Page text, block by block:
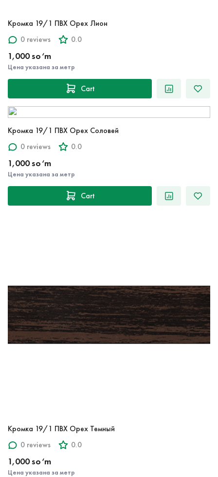
Кромка 19/1 ПВХ Орех Лион
0 reviews
0.0
1,000 so‘m
Цена указана за метр
Cart
Кромка 19/1 ПВХ Орех Соловей
0 reviews
0.0
1,000 so‘m
Цена указана за метр
Cart
Кромка 19/1 ПВХ Орех Темный
0 reviews
0.0
1,000 so‘m
Цена указана за метр